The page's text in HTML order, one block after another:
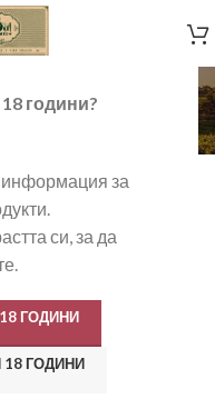
години?
за
си, за да
ГОДИНИ
ГОДИНИ